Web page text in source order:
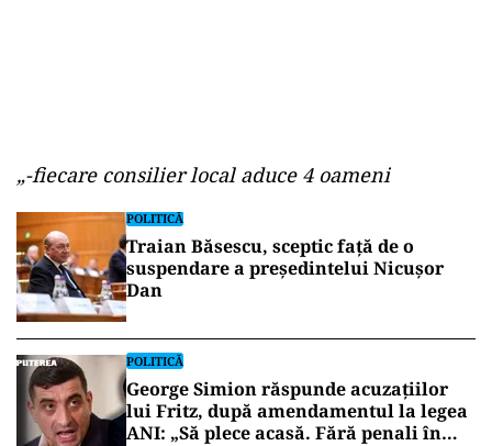
„-fiecare consilier local aduce 4 oameni
POLITICĂ
Traian Băsescu, sceptic față de o
suspendare a președintelui Nicușor
Dan
POLITICĂ
George Simion răspunde acuzațiilor
lui Fritz, după amendamentul la legea
ANI: „Să plece acasă. Fără penali în